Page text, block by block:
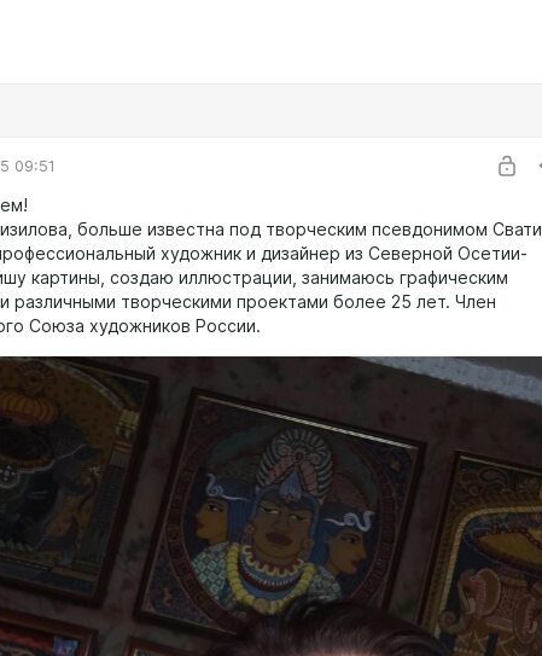
09:51
больше известна под творческим псевдонимом Свати
художник и дизайнер из Северной Осетии-
картины, создаю иллюстрации, занимаюсь графическим
различными творческими проектами более 25 лет. Член
Союза художников России.